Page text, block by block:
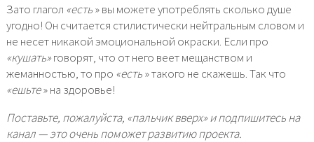
Зато глагол «есть» вы можете употреблять сколько душе
угодно! Он считается стилистически нейтральным словом и
не несет никакой эмоциональной окраски. Если про
«кушать»говорят, что от него веет мещанством и
жеманностью, то про «есть» такого не скажешь. Так что
«ешьте» на здоровье!
Поставьте, пожалуйста, «пальчик вверх» и подпишитесь на
канал — это очень поможет развитию проекта.